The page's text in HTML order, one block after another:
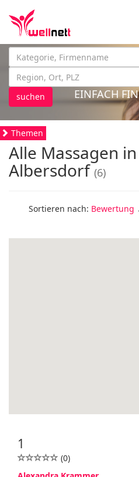
suchen
EINFACH
Themen
Alle Massagen
Albersdorf(6)
Sortieren nach: Bewertung
1
(0)